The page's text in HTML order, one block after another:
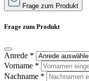
Frage zum Produkt
Frage zum Produkt
Anrede *
Vorname *
Nachname *